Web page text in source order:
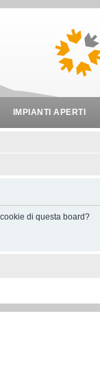
IMPIANTI APERTI
di questa board?